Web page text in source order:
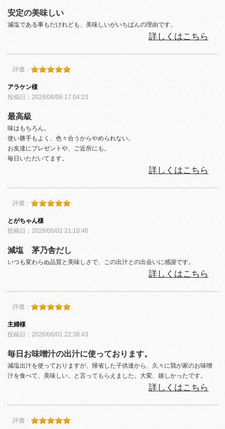
安定の美味しい
減塩である事もだけれども、美味しいがいちばんの理由です。
詳しくはこちら
評価：
アラケン様
投稿日：2026/06/06 17:04:23
最高級
味はもちろん。
使い勝手もよく、色々合うからやめられない。
お友達にプレゼントや、ご近所にも。
毎日いただいてます。
詳しくはこちら
評価：
とがちゃん様
投稿日：2026/06/02 21:10:46
減塩 茅乃舎だし
いつも変わらぬ品質と美味しさで、この出汁との出会いに感謝です。
詳しくはこちら
評価：
主婦様
投稿日：2026/06/01 22:38:43
毎日お味噌汁の出汁に使っております。
減塩出汁を使っておりますが、帰省した子供達から、久々に我が家のお味噌
汁を食べて、美味しい、と言ってもらえました。大変、嬉しかったです。
詳しくはこちら
評価：